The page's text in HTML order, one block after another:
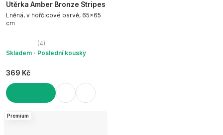
Utěrka Amber Bronze Stripes
Lněná, v hořčicové barvě, 65x65
cm
(4)
Skladem
Poslední kousky
369 Kč
Premium